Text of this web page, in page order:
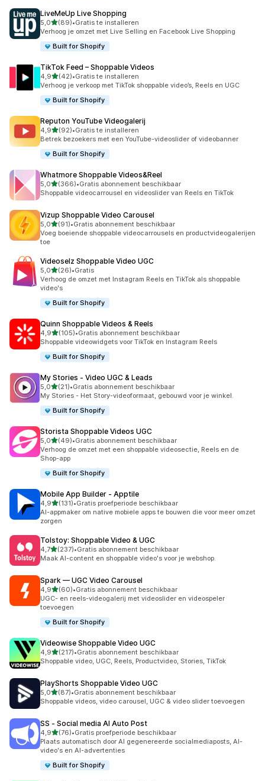
LiveMeUp Live Shopping
5,0van 5 sterren
(89)
89 recensies in totaal
•Gratis te installeren
Verhoog je omzet met Live Selling en Facebook Live Shopping
Built for Shopify
TikTok Feed – Shoppable Videos
4,9van 5 sterren
(42)
42 recensies in totaal
•Gratis te installeren
Verhoog je verkoop met TikTok shoppable video’s, Reels en UGC
Built for Shopify
Reputon YouTube Videogalerij
4,9van 5 sterren
(92)
92 recensies in totaal
•Gratis te installeren
Betrek bezoekers met een YouTube-videoslider of videobanner
Built for Shopify
Whatmore Shoppable Videos&Reel
5,0van 5 sterren
(366)
366 recensies in totaal
•Gratis abonnement beschikbaar
Shoppable videocarrousel en videoslider van Reels en TikTok
Vizup Shoppable Video Carousel
5,0van 5 sterren
(91)
91 recensies in totaal
•Gratis abonnement beschikbaar
Voeg boeiende shoppable videocarrousels en productvideogalerijen
toe
Videoselz Shoppable Video UGC
5,0van 5 sterren
(26)
26 recensies in totaal
•Gratis
Verhoog de omzet met Instagram Reels en TikTok als shoppable
video's
Built for Shopify
Quinn Shoppable Videos & Reels
4,9van 5 sterren
(105)
105 recensies in totaal
•Gratis abonnement beschikbaar
Shoppable videowidgets voor TikTok en Instagram Reels
Built for Shopify
My Stories ‑ Video UGC & Leads
5,0van 5 sterren
(21)
21 recensies in totaal
•Gratis abonnement beschikbaar
My Stories - Het Story-videoformaat, gebouwd voor je winkel.
Built for Shopify
Storista Shoppable Videos UGC
5,0van 5 sterren
(49)
49 recensies in totaal
•Gratis abonnement beschikbaar
Verhoog de omzet met een shoppable videosectie, Reels en de
Shop-app
Built for Shopify
Mobile App Builder ‑ Apptile
4,9van 5 sterren
(131)
131 recensies in totaal
•Gratis proefperiode beschikbaar
AI-appmaker om native mobiele apps te bouwen die voor meer omzet
zorgen
Tolstoy: Shoppable Video & UGC
4,7van 5 sterren
(237)
237 recensies in totaal
•Gratis abonnement beschikbaar
Maak AI-content en shoppable video's voor je webshop.
Spark — UGC Video Carousel
4,9van 5 sterren
(60)
60 recensies in totaal
•Gratis abonnement beschikbaar
UGC- en reels-videogalerij met videoslider en videospeler
toevoegen
Built for Shopify
Videowise Shoppable Video UGC
4,9van 5 sterren
(217)
217 recensies in totaal
•Gratis abonnement beschikbaar
Shoppable video, UGC, Reels, Productvideo, Stories, TikTok
PlayShorts Shoppable Video UGC
5,0van 5 sterren
(87)
87 recensies in totaal
•Gratis abonnement beschikbaar
Shoppable videos, video carousel, UGC & video slider toevoegen
SS ‑ Social media AI Auto Post
4,9van 5 sterren
(76)
76 recensies in totaal
•Gratis proefperiode beschikbaar
Plaats automatisch door AI gegenereerde socialmediaposts, AI-
video's en AI-advertenties
Built for Shopify